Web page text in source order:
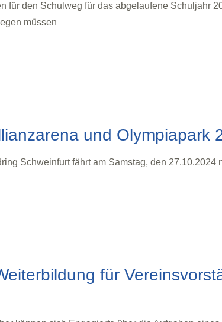
für den Schulweg für das abgelaufene Schuljahr
müssen
und Olympiapark
Schweinfurt fährt am Samstag, den 27.10.2024
für